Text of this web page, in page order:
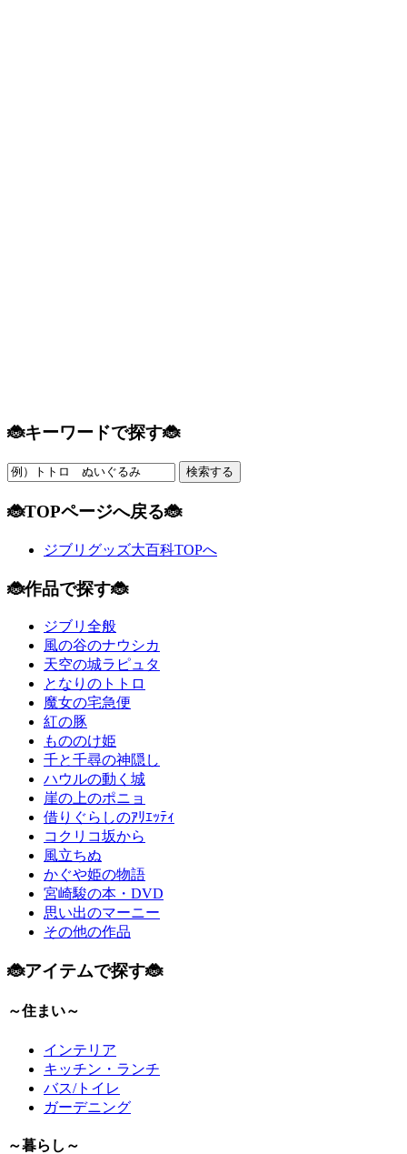
🐞キーワードで探す🐞
🐞TOPページへ戻る🐞
ジブリグッズ大百科TOPへ
🐞作品で探す🐞
ジブリ全般
風の谷のナウシカ
天空の城ラピュタ
となりのトトロ
魔女の宅急便
紅の豚
もののけ姫
千と千尋の神隠し
ハウルの動く城
崖の上のポニョ
借りぐらしのｱﾘｴｯﾃｨ
コクリコ坂から
風立ちぬ
かぐや姫の物語
宮崎駿の本・DVD
思い出のマーニー
その他の作品
🐞アイテムで探す🐞
～住まい～
インテリア
キッチン・ランチ
バス/トイレ
ガーデニング
～暮らし～